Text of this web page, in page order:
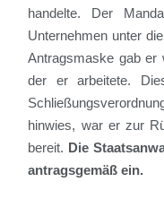
handelte. Der
Unternehmen unter
Antragsmaske gab er
der er arbeitete.
hinwies, war er zur
bereit. Die
antragsgemäß ein.